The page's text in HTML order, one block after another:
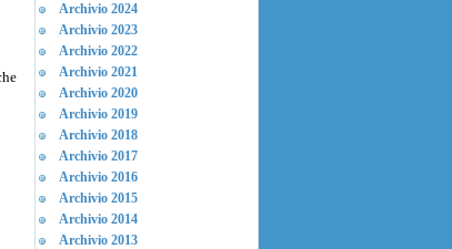
Archivio 2024
Archivio 2023
Archivio 2022
Archivio 2021
Archivio 2020
Archivio 2019
Archivio 2018
Archivio 2017
Archivio 2016
Archivio 2015
Archivio 2014
Archivio 2013